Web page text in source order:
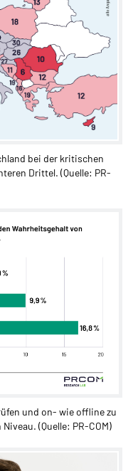
bei der kritischen
Drittel. (Quelle: PR-
und on- wie offline zu
(Quelle: PR-COM)